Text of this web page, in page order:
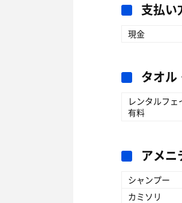
支払い
現金
タオル
レンタルフ
有料
アメニ
シャンプー
カミソリ